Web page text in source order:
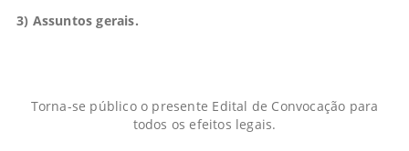
3) Assuntos gerais.
Torna-se público o presente Edital de Convocação para
todos os efeitos legais.